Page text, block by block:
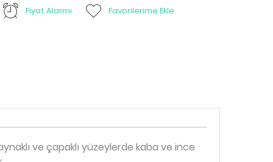
Fiyat Alarmı Favorilerime Ekle
ve çapaklı yüzeylerde kaba ve ince